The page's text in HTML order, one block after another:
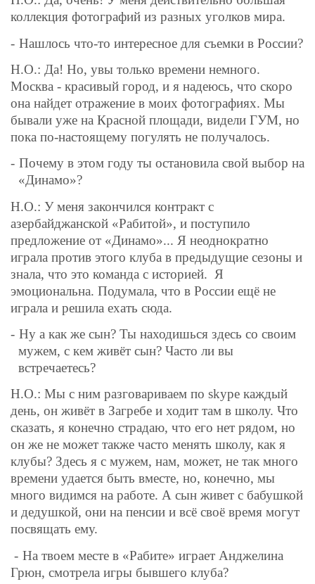
коллекция фотографий из разных уголков мира.
- Нашлось что-то интересное для съемки в России?
Н.О.: Да! Но, увы только времени немного.
Москва - красивый город, и я надеюсь, что скоро
она найдет отражение в моих фотографиях. Мы
бывали уже на Красной площади, видели ГУМ, но
пока по-настоящему погулять не получалось.
- Почему в этом году ты остановила свой выбор на
«Динамо»?
Н.О.: У меня закончился контракт с
азербайджанской «Рабитой», и поступило
предложение от «Динамо»... Я неоднократно
играла против этого клуба в предыдущие сезоны и
знала, что это команда с историей. Я
эмоциональна. Подумала, что в России ещё не
играла и решила ехать сюда.
- Ну а как же сын? Ты находишься здесь со своим
мужем, с кем живёт сын? Часто ли вы
встречаетесь?
Н.О.: Мы с ним разговариваем по skype каждый
день, он живёт в Загребе и ходит там в школу. Что
сказать, я конечно страдаю, что его нет рядом, но
он же не может также часто менять школу, как я
клубы? Здесь я с мужем, нам, может, не так много
времени удается быть вместе, но, конечно, мы
много видимся на работе. А сын живет с бабушкой
и дедушкой, они на пенсии и всё своё время могут
посвящать ему.
- На твоем месте в «Рабите» играет Анджелина
Грюн, смотрела игры бывшего клуба?